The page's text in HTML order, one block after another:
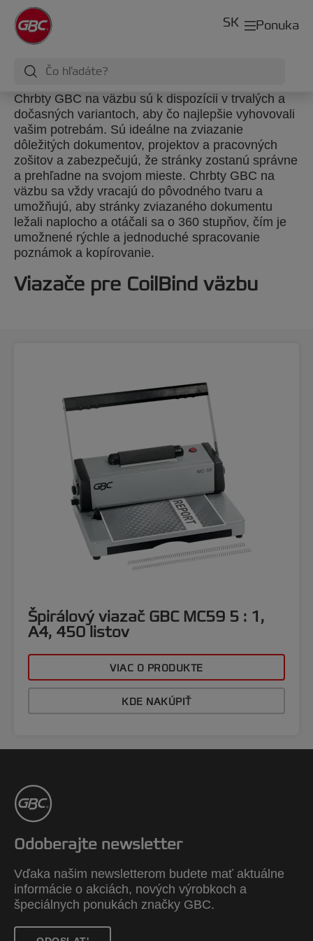
Ponuka
SK
Chrbty GBC na väzbu sú k dispozícii v trvalých a
dočasných variantoch, aby čo najlepšie vyhovovali
vašim potrebám. Sú ideálne na zviazanie
dôležitých dokumentov, projektov a pracovných
zošitov a zabezpečujú, že stránky zostanú správne
a prehľadne na svojom mieste. Chrbty GBC na
väzbu sa vždy vracajú do pôvodného tvaru a
umožňujú, aby stránky zviazaného dokumentu
ležali naplocho a otáčali sa o 360 stupňov, čím je
umožnené rýchle a jednoduché spracovanie
poznámok a kopírovanie.
Viazače pre CoilBind väzbu
Špirálový viazač GBC MC59 5 : 1,
A4, 450 listov
VIAC O PRODUKTE
KDE NAKÚPIŤ
Odoberajte newsletter
Vďaka našim newsletterom budete mať aktuálne
informácie o akciách, nových výrobkoch a
špeciálnych ponukách značky GBC.